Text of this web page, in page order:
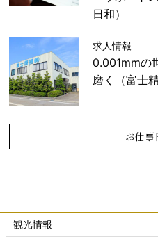
日和）
求人情報
0.001mmの
磨く（富士
お仕
観光情報